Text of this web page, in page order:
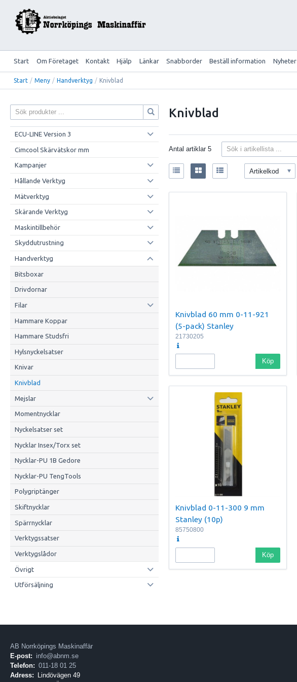
Start Om Företaget Kontakt Hjälp Länkar Snabborder Beställ information Nyheter
Start / Meny / Handverktyg / Knivblad
ECU-LINE Version 3
Cimcool Skärvätskor mm
Kampanjer
Hållande Verktyg
Mätverktyg
Skärande Verktyg
Maskintillbehör
Skyddutrustning
Handverktyg
Bitsboxar
Drivdornar
Filar
Hammare Koppar
Hammare Studsfri
Hylsnyckelsatser
Knivar
Knivblad
Mejslar
Momentnycklar
Nyckelsatser set
Nycklar Insex/Torx set
Nycklar-PU 1B Gedore
Nycklar-PU TengTools
Polygriptänger
Skiftnycklar
Spärrnycklar
Verktygssatser
Verktygslådor
Övrigt
Utförsäljning
Knivblad
Antal artiklar5
Artikelkod
Knivblad 60 mm 0-11-921
(5-pack) Stanley
21730205
Köp
Knivblad 0-11-300 9 mm
Stanley (10p)
85750800
Köp
AB Norrköpings Maskinaffär
E-post: info@abnm.se
Telefon: 011-18 01 25
Adress:
Lindövägen 49